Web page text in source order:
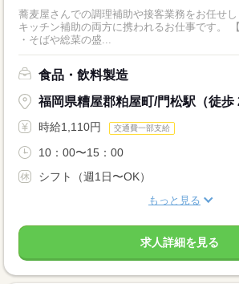
蕎麦屋さんでの調理補助や接客業務をお任せ
キッチン補助の両方に携われるお仕事です。 【具体的な仕事内容】
・そばや総菜の盛...
食品・飲料製造
福岡県糟屋郡粕屋町/門松駅（徒歩
時給1,110円 交通費一部支給
10：00〜15：00
シフト（週1日〜OK）
もっと見る
求人詳細を見る